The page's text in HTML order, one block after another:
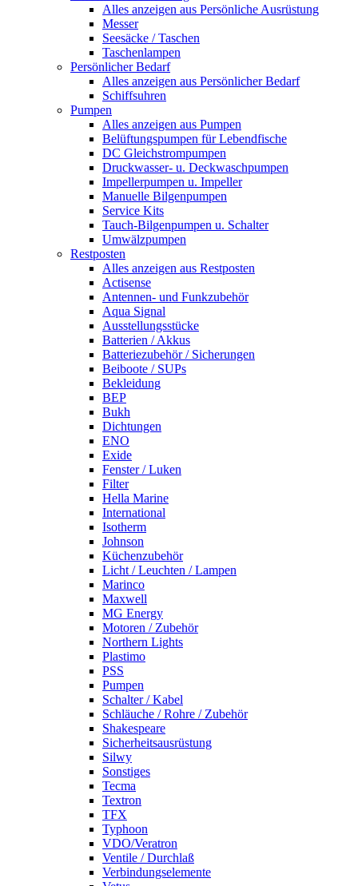
Alles anzeigen aus Persönliche Ausrüstung
Messer
Seesäcke / Taschen
Taschenlampen
Persönlicher Bedarf
Alles anzeigen aus Persönlicher Bedarf
Schiffsuhren
Pumpen
Alles anzeigen aus Pumpen
Belüftungspumpen für Lebendfische
DC Gleichstrompumpen
Druckwasser- u. Deckwaschpumpen
Impellerpumpen u. Impeller
Manuelle Bilgenpumpen
Service Kits
Tauch-Bilgenpumpen u. Schalter
Umwälzpumpen
Restposten
Alles anzeigen aus Restposten
Actisense
Antennen- und Funkzubehör
Aqua Signal
Ausstellungsstücke
Batterien / Akkus
Batteriezubehör / Sicherungen
Beiboote / SUPs
Bekleidung
BEP
Bukh
Dichtungen
ENO
Exide
Fenster / Luken
Filter
Hella Marine
International
Isotherm
Johnson
Küchenzubehör
Licht / Leuchten / Lampen
Marinco
Maxwell
MG Energy
Motoren / Zubehör
Northern Lights
Plastimo
PSS
Pumpen
Schalter / Kabel
Schläuche / Rohre / Zubehör
Shakespeare
Sicherheitsausrüstung
Silwy
Sonstiges
Tecma
Textron
TFX
Typhoon
VDO/Veratron
Ventile / Durchlaß
Verbindungselemente